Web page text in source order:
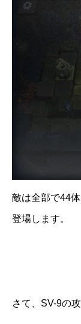
敵は全部で44
登場します。
さて、SV-9の